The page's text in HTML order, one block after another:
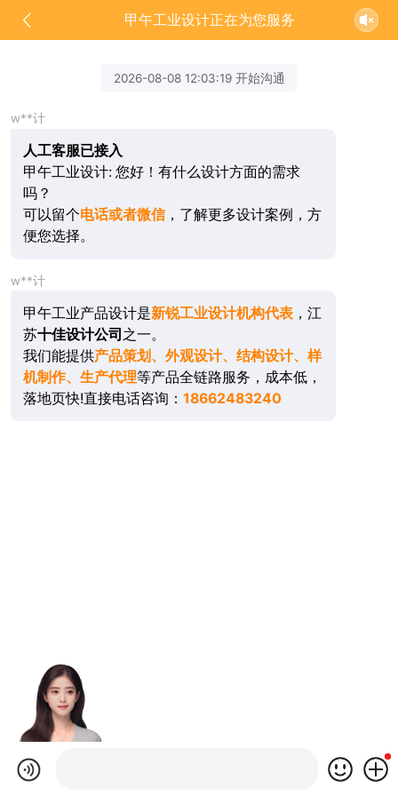
甲午工业设计正在为您服务
2026-08-08 12:03:19 开始沟通
w**计
人工客服已接入
甲午工业设计: 您好！有什么设计方面的需求
吗？
可以留个电话或者微信，了解更多设计案例，方
便您选择。
w**计
甲午工业产品设计是新锐工业设计机构代表，江
苏十佳设计公司 之一。
我们能提供产品策划、外观设计、结构设计、样
机制作、生产代理等产品全链路服务，成本低，
落地页快!直接电话咨询： 18662483240